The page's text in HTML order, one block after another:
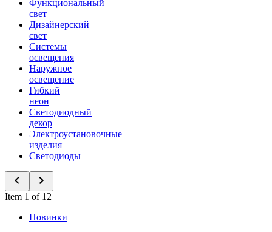
Функциональный
свет
Дизайнерский
свет
Системы
освещения
Наружное
освещение
Гибкий
неон
Светодиодный
декор
Электроустановочные
изделия
Светодиоды
Item 1 of 12
Новинки